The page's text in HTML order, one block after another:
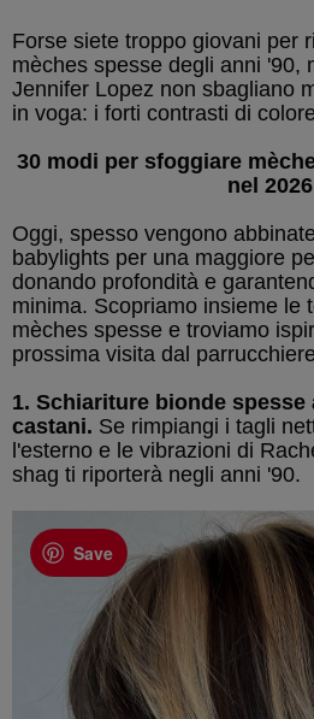
Forse siete troppo giovani per
mèches spesse degli anni '90,
Jennifer Lopez non sbagliano
in voga: i forti contrasti di
30 modi per sfoggiare
nel 2026
Oggi, spesso vengono
babylights per una maggiore
donando profondità e
minima. Scopriamo insieme le
mèches spesse e troviamo
prossima visita dal
1. Schiariture bionde spesse
castani. Se rimpiangi i tagli
l'esterno e le vibrazioni di
shag ti riporterà negli anni '90.
Save